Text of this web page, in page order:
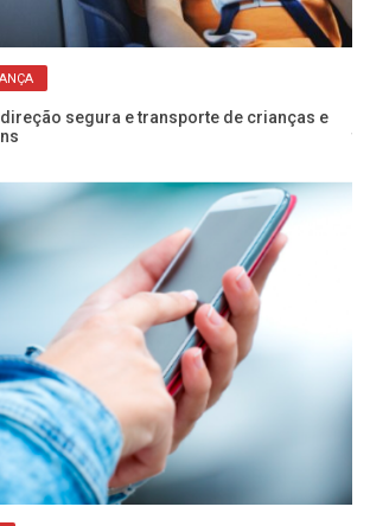
segura e transporte de crianças e